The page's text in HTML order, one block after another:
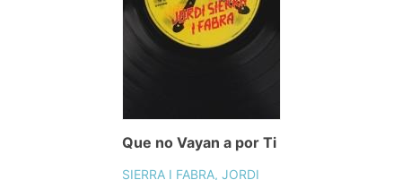
Que no Vayan a por Ti
SIERRA I FABRA, JORDI